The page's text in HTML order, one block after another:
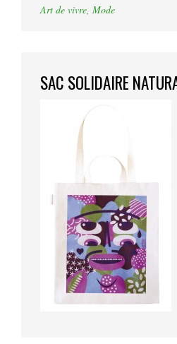
Art de vivre, Mode
SAC SOLIDAIRE